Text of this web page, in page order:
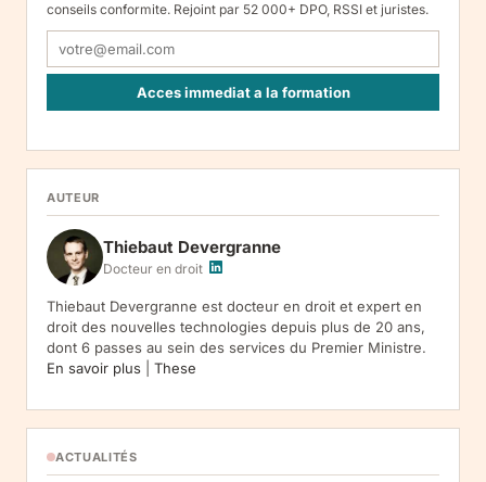
conseils conformite. Rejoint par 52 000+ DPO, RSSI et juristes.
Acces immediat a la formation
05120, Lituanie. Finalite : inscription a la newsletter et reception
de nos communications. Base legale : consentement (art. 6.1.a
(hebergement), Amazon SES (envoi des emails). Conservation :
jusqu'a desinscription. Droits : acces, rectification, effacement,
limitation, opposition, portabilite -- exercez vos droits via notre
Reclamation :.
AUTEUR
Thiebaut Devergranne
Docteur en droit
Thiebaut Devergranne est docteur en droit et expert en
droit des nouvelles technologies depuis plus de 20 ans,
dont 6 passes au sein des services du Premier Ministre.
En savoir plus
These
ACTUALITÉS